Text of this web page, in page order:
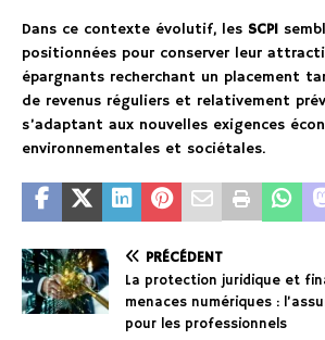
Dans ce contexte évolutif, les SCPI
positionnées pour conserver leur
épargnants recherchant un placement
de revenus réguliers et relativement
s’adaptant aux nouvelles exigences
environnementales et sociétales.
PRÉCÉDENT
La protection juridique et
menaces numériques :
pour les professionnels